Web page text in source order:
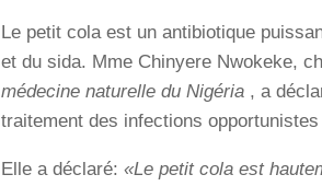
Le petit cola est un antibiotique
et du sida. Mme Chinyere Nwokeke,
médecine naturelle du Nigéria , a
traitement des infections
Elle a déclaré: «Le petit cola est